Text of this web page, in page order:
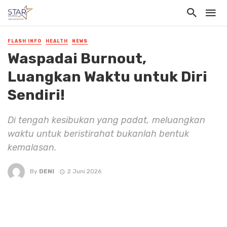
FLASH INFO HEALTH NEWS
Waspadai Burnout,
Luangkan Waktu untuk Diri
Sendiri!
Di tengah kesibukan yang padat, meluangkan
waktu untuk beristirahat bukanlah bentuk
kemalasan.
By DENI 2 Juni 2026